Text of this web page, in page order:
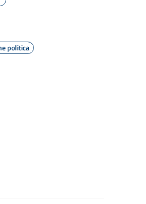
politica